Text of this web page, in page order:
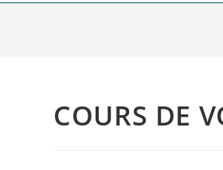
COURS DE